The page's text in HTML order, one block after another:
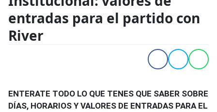
entradas para el partido con
River
ENTERATE TODO LO QUE TENES QUE SABER SOBRE
DÍAS, HORARIOS Y VALORES DE ENTRADAS PARA EL